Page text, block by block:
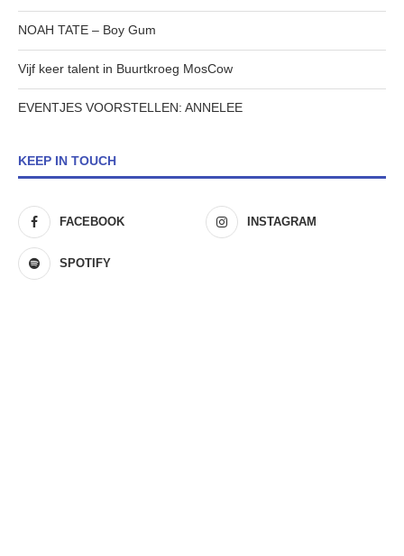
NOAH TATE – Boy Gum
Vijf keer talent in Buurtkroeg MosCow
EVENTJES VOORSTELLEN: ANNELEE
KEEP IN TOUCH
FACEBOOK INSTAGRAM
SPOTIFY